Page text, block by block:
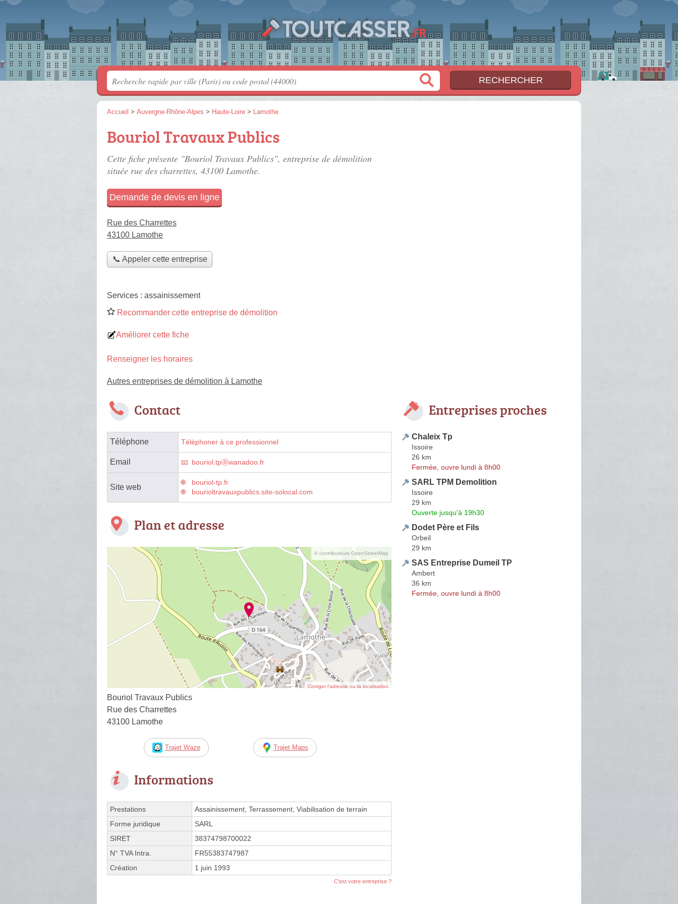
Accueil > Auvergne-Rhône-Alpes > Haute-Loire > Lamothe
Bouriol Travaux Publics
Cette fiche présente "Bouriol Travaux Publics", entreprise de démolition
située rue des charrettes, 43100 Lamothe.
Demande de devis en ligne
Rue des Charrettes
43100 Lamothe
📞 Appeler cette entreprise
Services : assainissement
Recommander cette entreprise de démolition
Améliorer cette fiche
Renseigner les horaires
Autres entreprises de démolition à Lamothe
Contact
Téléphone Téléphoner à ce professionnel
Email bouriol.tpⓐwanadoo.fr
Site web
bouriol-tp.fr
bourioltravauxpublics.site-solocal.com
Plan et adresse
© contributeurs OpenStreetMap
Corriger l’adresse ou la localisation
Bouriol Travaux Publics
Rue des Charrettes
43100 Lamothe
Trajet Waze Trajet Maps
Informations
Prestations
Assainissement, Terrassement, Viabilisation de terrain
Forme juridique
SARL
SIRET
38374798700022
N° TVA Intra.
FR55383747987
Création
1 juin 1993
C'est votre entreprise ?
Entreprises proches
Chaleix Tp
Issoire
26 km
Fermée, ouvre lundi à 8h00
SARL TPM Demolition
Issoire
29 km
Ouverte jusqu'à 19h30
Dodet Père et Fils
Orbeil
29 km
SAS Entreprise Dumeil TP
Ambert
36 km
Fermée, ouvre lundi à 8h00